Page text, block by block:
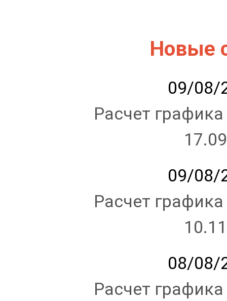
Новые
09/08/
Расчет
09/08/
Расчет
08/08/
Расчет